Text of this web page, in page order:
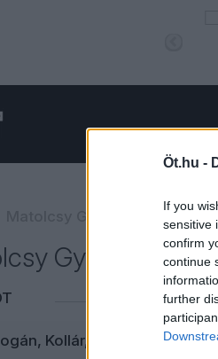
Öt.hu -
If you
sensitive
confirm
continue
further
György
Kollár, Matolcsy – ez